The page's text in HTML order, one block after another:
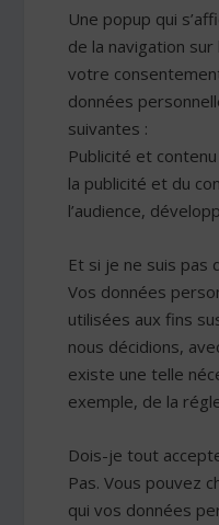
Une popup qui
de la navigation
votre
données
suivantes :
Publicité et
la publicité et du
l’audience,
Et si je ne suis pas
Vos données
utilisées aux fins
nous décidions,
existe une telle
exemple, de la
Dois-je tout
Pas. Vous pouvez
qui vos données